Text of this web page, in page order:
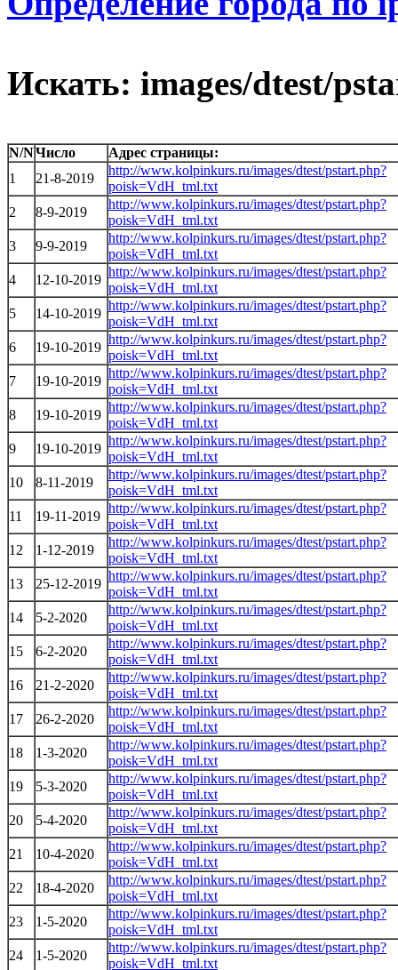
Искать: images/dtest/
N/NЧисло
Адрес страницы:
1
21-8-2019
http://www.kolpinkurs.ru/images/dtest/pstart.php?
poisk=VdH_tml.txt
2
8-9-2019
http://www.kolpinkurs.ru/images/dtest/pstart.php?
poisk=VdH_tml.txt
3
9-9-2019
http://www.kolpinkurs.ru/images/dtest/pstart.php?
poisk=VdH_tml.txt
4
12-10-2019
http://www.kolpinkurs.ru/images/dtest/pstart.php?
poisk=VdH_tml.txt
5
14-10-2019
http://www.kolpinkurs.ru/images/dtest/pstart.php?
poisk=VdH_tml.txt
6
19-10-2019
http://www.kolpinkurs.ru/images/dtest/pstart.php?
poisk=VdH_tml.txt
7
19-10-2019
http://www.kolpinkurs.ru/images/dtest/pstart.php?
poisk=VdH_tml.txt
8
19-10-2019
http://www.kolpinkurs.ru/images/dtest/pstart.php?
poisk=VdH_tml.txt
9
19-10-2019
http://www.kolpinkurs.ru/images/dtest/pstart.php?
poisk=VdH_tml.txt
10
8-11-2019
http://www.kolpinkurs.ru/images/dtest/pstart.php?
poisk=VdH_tml.txt
11
19-11-2019
http://www.kolpinkurs.ru/images/dtest/pstart.php?
poisk=VdH_tml.txt
12
1-12-2019
http://www.kolpinkurs.ru/images/dtest/pstart.php?
poisk=VdH_tml.txt
13
25-12-2019
http://www.kolpinkurs.ru/images/dtest/pstart.php?
poisk=VdH_tml.txt
14
5-2-2020
http://www.kolpinkurs.ru/images/dtest/pstart.php?
poisk=VdH_tml.txt
15
6-2-2020
http://www.kolpinkurs.ru/images/dtest/pstart.php?
poisk=VdH_tml.txt
16
21-2-2020
http://www.kolpinkurs.ru/images/dtest/pstart.php?
poisk=VdH_tml.txt
17
26-2-2020
http://www.kolpinkurs.ru/images/dtest/pstart.php?
poisk=VdH_tml.txt
18
1-3-2020
http://www.kolpinkurs.ru/images/dtest/pstart.php?
poisk=VdH_tml.txt
19
5-3-2020
http://www.kolpinkurs.ru/images/dtest/pstart.php?
poisk=VdH_tml.txt
20
5-4-2020
http://www.kolpinkurs.ru/images/dtest/pstart.php?
poisk=VdH_tml.txt
21
10-4-2020
http://www.kolpinkurs.ru/images/dtest/pstart.php?
poisk=VdH_tml.txt
22
18-4-2020
http://www.kolpinkurs.ru/images/dtest/pstart.php?
poisk=VdH_tml.txt
23
1-5-2020
http://www.kolpinkurs.ru/images/dtest/pstart.php?
poisk=VdH_tml.txt
24
1-5-2020
http://www.kolpinkurs.ru/images/dtest/pstart.php?
poisk=VdH_tml.txt